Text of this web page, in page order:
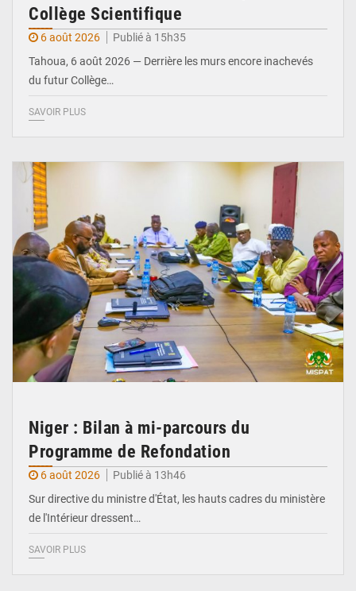
Collège Scientifique
6 août 2026
Publié à 15h35
Tahoua, 6 août 2026 — Derrière les murs encore inachevés
du futur Collège…
SAVOIR PLUS
Niger : Bilan à mi-parcours du
Programme de Refondation
6 août 2026
Publié à 13h46
Sur directive du ministre d'État, les hauts cadres du ministère
de l'Intérieur dressent…
SAVOIR PLUS